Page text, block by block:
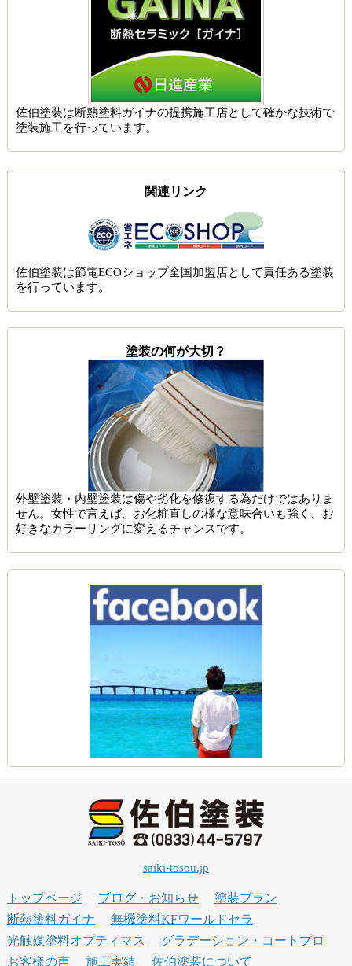
佐伯塗装は断熱塗料ガイナの提携施工店として確かな技術で
塗装施工を行っています。
関連リンク
佐伯塗装は節電ECOショップ全国加盟店として責任ある塗装
を行っています。
塗装の何が大切？
外壁塗装・内壁塗装は傷や劣化を修復する為だけではありま
せん。女性で言えば、お化粧直しの様な意味合いも強く、お
好きなカラーリングに変えるチャンスです。
saiki-tosou.jp
トップページ ブログ・お知らせ
塗装プラン
断熱塗料ガイナ
無機塗料KFワールドセラ
光触媒塗料オプティマス
グラデーション・コートプロ
お客様の声
施工実績 佐伯塗装について